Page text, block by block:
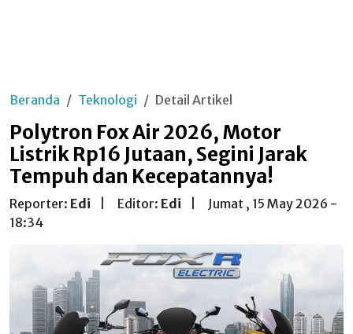
Beranda Teknologi Detail Artikel
Polytron Fox Air 2026, Motor
Listrik Rp16 Jutaan, Segini Jarak
Tempuh dan Kecepatannya!
Reporter: Edi Editor: Edi
Jumat , 15 May 2026 -
18:34